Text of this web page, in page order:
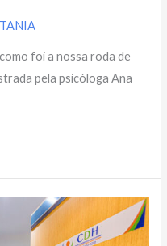
TANIA
foi a nossa roda de
pela psicóloga Ana